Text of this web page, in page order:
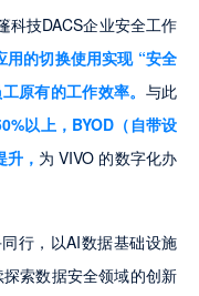
科技DACS企业安全工作
用的切换使用实现 “安全
原有的工作效率。 与此
以上，BYOD（自带设
， 为 VIVO 的数字化办
行，以AI数据基础设施
索数据安全领域的创新